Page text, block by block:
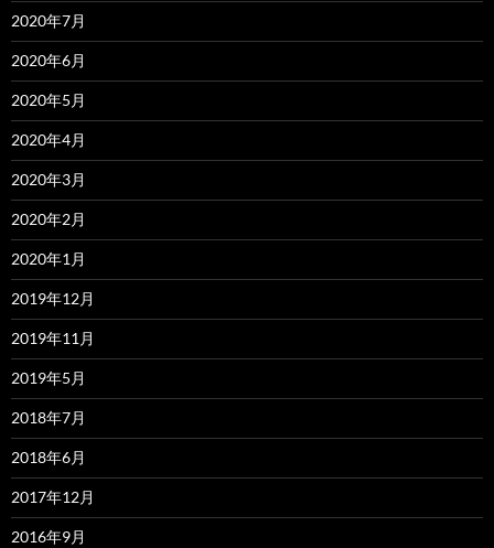
2020年7月
2020年6月
2020年5月
2020年4月
2020年3月
2020年2月
2020年1月
2019年12月
2019年11月
2019年5月
2018年7月
2018年6月
2017年12月
2016年9月